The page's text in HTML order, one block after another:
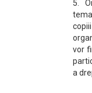
5.
vor
a